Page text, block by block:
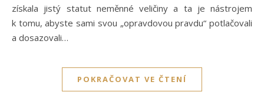
získala jistý statut neměnné veličiny a ta je nástrojem
k tomu, abyste sami svou „opravdovou pravdu“ potlačovali
a dosazovali…
POKRAČOVAT VE ČTENÍ